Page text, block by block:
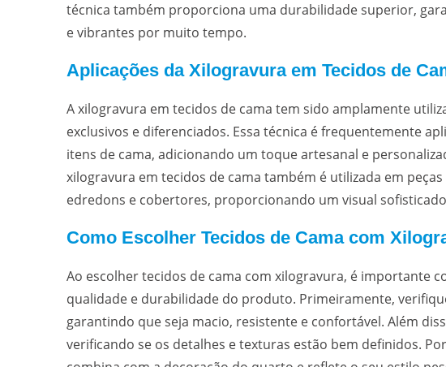
técnica também proporciona uma durabilidade superior,
e vibrantes por muito tempo.
Aplicações da Xilogravura em Tecidos de
A xilogravura em tecidos de cama tem sido amplamente
exclusivos e diferenciados. Essa técnica é frequentemente
itens de cama, adicionando um toque artesanal e
xilogravura em tecidos de cama também é utilizada em
edredons e cobertores, proporcionando um visual
Como Escolher Tecidos de Cama com
Ao escolher tecidos de cama com xilogravura, é importante
qualidade e durabilidade do produto. Primeiramente,
garantindo que seja macio, resistente e confortável. Além
verificando se os detalhes e texturas estão bem definidos.